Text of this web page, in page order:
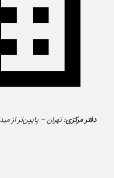
دفتر مرکزی:تهران – پایین‌تر از